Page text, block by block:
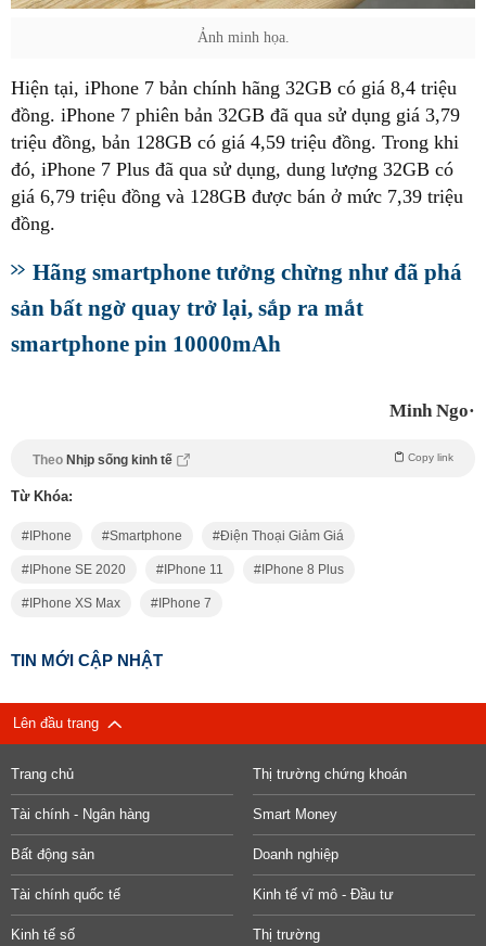
Ảnh minh họa.
Hiện tại, iPhone 7 bản chính hãng 32GB có giá 8,4 triệu
đồng. iPhone 7 phiên bản 32GB đã qua sử dụng giá 3,79
triệu đồng, bản 128GB có giá 4,59 triệu đồng. Trong khi
đó, iPhone 7 Plus đã qua sử dụng, dung lượng 32GB có
giá 6,79 triệu đồng và 128GB được bán ở mức 7,39 triệu
đồng.
Hãng smartphone tưởng chừng như đã phá
sản bất ngờ quay trở lại, sắp ra mắt
smartphone pin 10000mAh
Minh Ngo·
Theo Nhịp sống kinh tế Copy link
Từ Khóa:
IPhone Smartphone Điện Thoại Giảm Giá
IPhone SE 2020 IPhone 11 IPhone 8 Plus
IPhone XS Max IPhone 7
TIN MỚI CẬP NHẬT
Lên đầu trang
Trang chủ Thị trường chứng khoán
Tài chính - Ngân hàng Smart Money
Bất động sản Doanh nghiệp
Tài chính quốc tế Kinh tế vĩ mô - Đầu tư
Kinh tế số Thị trường